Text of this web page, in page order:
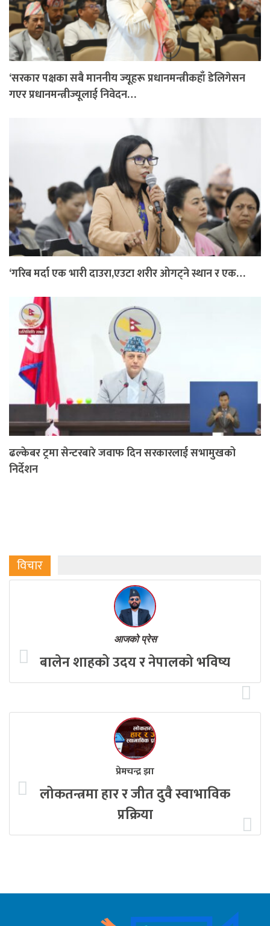
‘सरकार पक्षका सबै माननीय ज्यूहरू प्रधानमन्त्रीकहाँ डेलिगेसन
गएर प्रधानमन्त्रीज्यूलाई निवेदन…
‘गरिब मर्दा एक भारी दाउरा,एउटा शरीर ओगट्ने स्थान र एक…
ढल्केबर ट्रमा सेन्टरबारे जवाफ दिन सरकारलाई सभामुखको
निर्देशन
विचार
आजको प्रेस
बालेन शाहको उदय र नेपालको भविष्य
प्रेमचन्द्र झा
लोकतन्त्रमा हार र जीत दुवै स्वाभाविक
प्रक्रिया